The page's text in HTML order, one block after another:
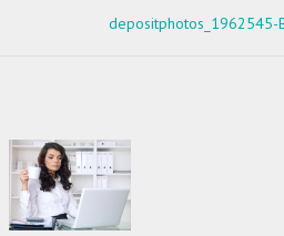
depositphotos_1962545-